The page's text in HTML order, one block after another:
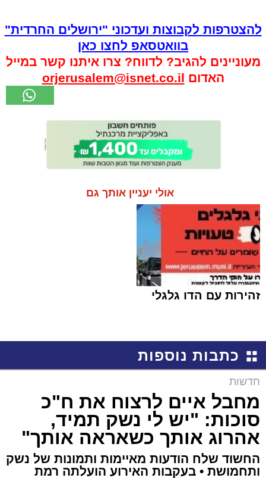
להצטרפות לקבוצות ועדכוני "ירושלים החרדית"
בוואטסאפ לחצו כאן
מעוניינים להגיב? לדווח? צרו איתנו קשר במייל
האדום orjerusalem@isnet.co.il
אולי יעניין אותך גם
זהירות עם הדו גלגלי
כתבות נוספות
חדשות
מחבל איים לרצוח את ח"כ
סוכות: "יש לי נשק תמיד,
אהרוג אותך כשאראה אותך"
החשוד שלח הודעות מאיימות ותמונות של נשק
ותחמושת • בעקבות האירוע הועלתה רמת